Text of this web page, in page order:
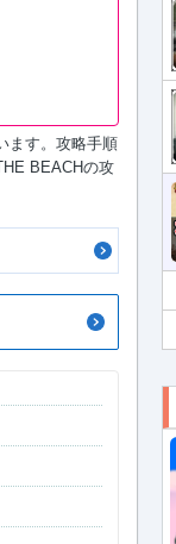
ます。攻略手順
BEACHの攻